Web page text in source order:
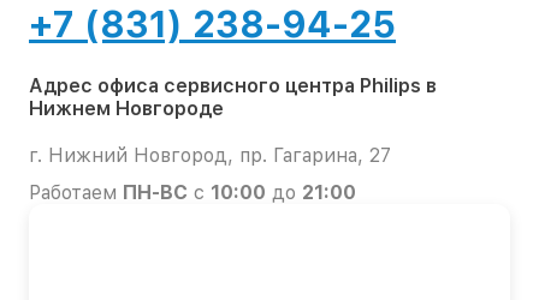
+7 (831) 238-94-25
Адрес офиса сервисного центра Philips в
Нижнем Новгороде
г. Нижний Новгород, пр. Гагарина, 27
Работаем ПН-ВС с 10:00 до 21:00